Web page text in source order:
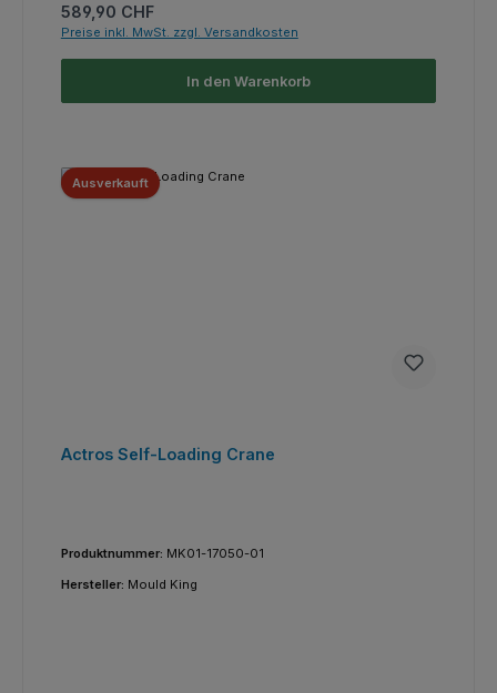
Regulärer Preis:
589,90 CHF
Preise inkl. MwSt. zzgl. Versandkosten
In den Warenkorb
Ausverkauft
Actros Self-Loading Crane
Produktnummer: MK01-17050-01
Hersteller: Mould King